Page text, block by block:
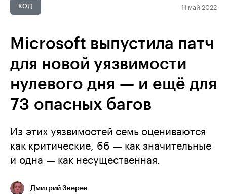
КОД 11 май 2022
Microsoft выпустила патч
для новой уязвимости
нулевого дня — и ещё для
73 опасных багов
Из этих уязвимостей семь оцениваются
как критические, 66 — как значительные
и одна — как несущественная.
Дмитрий Зверев